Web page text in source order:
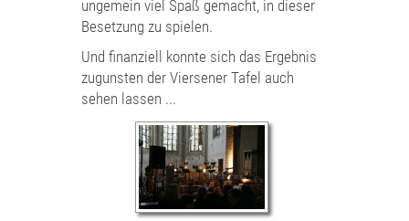
ungemein viel Spaß gemacht, in dieser
Besetzung zu spielen.
Und finanziell konnte sich das Ergebnis
zugunsten der Viersener Tafel auch
sehen lassen ...